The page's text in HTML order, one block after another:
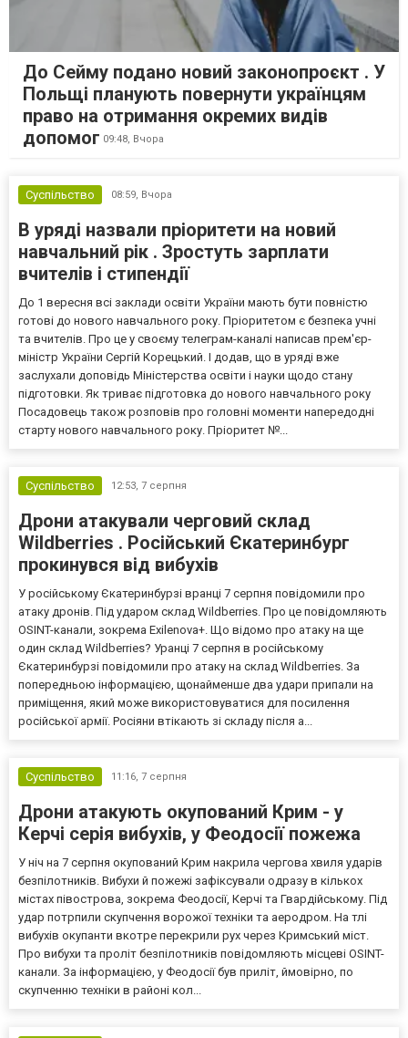
До Сейму подано новий законопроєкт . У
Польщі планують повернути українцям
право на отримання окремих видів
допомог 09:48, Вчора
Суспільство 08:59, Вчора
В уряді назвали пріоритети на новий
навчальний рік . Зростуть зарплати
вчителів і стипендії
До 1 вересня всі заклади освіти України мають бути повністю
готові до нового навчального року. Пріоритетом є безпека учні
та вчителів. Про це у своєму телеграм-каналі написав прем'єр-
міністр України Сергій Корецький. І додав, що в уряді вже
заслухали доповідь Міністерства освіти і науки щодо стану
підготовки. Як триває підготовка до нового навчального року
Посадовець також розповів про головні моменти напередодні
старту нового навчального року. Пріоритет №...
Суспільство 12:53, 7 серпня
Дрони атакували черговий склад
Wildberries . Російський Єкатеринбург
прокинувся від вибухів
У російському Єкатеринбурзі вранці 7 серпня повідомили про
атаку дронів. Під ударом склад Wildberries. Про це повідомляють
OSINT-канали, зокрема Exilenova+. Що відомо про атаку на ще
один склад Wildberries? Уранці 7 серпня в російському
Єкатеринбурзі повідомили про атаку на склад Wildberries. За
попередньою інформацією, щонайменше два удари припали на
приміщення, який може використовуватися для посилення
російської армії. Росіяни втікають зі складу після а...
Суспільство 11:16, 7 серпня
Дрони атакують окупований Крим - у
Керчі серія вибухів, у Феодосії пожежа
У ніч на 7 серпня окупований Крим накрила чергова хвиля ударів
безпілотників. Вибухи й пожежі зафіксували одразу в кількох
містах півострова, зокрема Феодосії, Керчі та Гвардійському. Під
удар потрпили скупчення ворожої техніки та аеродром. На тлі
вибухів окупанти вкотре перекрили рух через Кримський міст.
Про вибухи та проліт безпілотників повідомляють місцеві OSINT-
канали. За інформацією, у Феодосії був приліт, ймовірно, по
скупченню техніки в районі кол...